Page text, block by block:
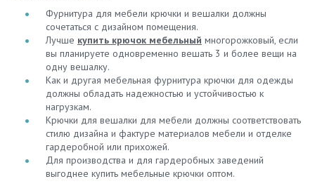
Фурнитура для мебели крючки и вешалки должны
сочетаться с дизайном помещения.
Лучше купить крючок мебельный многорожковый, если
вы планируете одновременно вешать 3 и более вещи на
одну вешалку.
Как и другая мебельная фурнитура крючки для одежды
должны обладать надежностью и устойчивостью к
нагрузкам.
Крючки для вешалки для мебели должны соответствовать
стилю дизайна и фактуре материалов мебели и отделке
гардеробной или прихожей.
Для производства и для гардеробных заведений
выгоднее купить мебельные крючки оптом.